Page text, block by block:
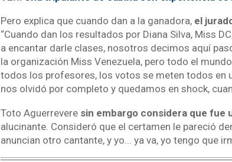
Pero explica que cuando dan a la ganadora, el
“Cuando dan los resultados por Diana Silva, Miss
a encantar darle clases, nosotros decimos aquí
la organización Miss Venezuela, pero todo el
todos los profesores, los votos se meten todos en
nos olvidó por completo y quedamos en shock,
Toto Aguerrevere sin embargo considera que fue
alucinante. Consideró que el certamen le pareció
anuncian otro cantante, y yo... ya va, yo tengo que